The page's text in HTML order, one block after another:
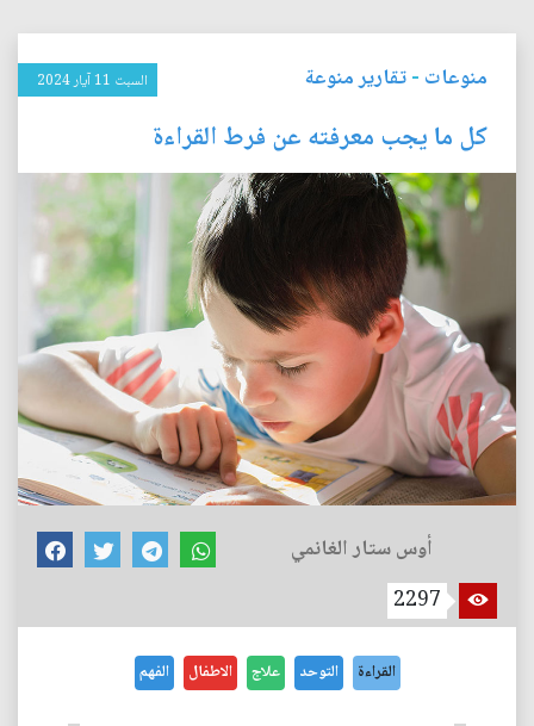
منوعات -تقارير منوعة السبت 11 آيار 2024
كل ما يجب معرفته عن فرط القراءة
أوس ستار الغانمي
2297
القراءة التوحد علاج الاطفال الفهم